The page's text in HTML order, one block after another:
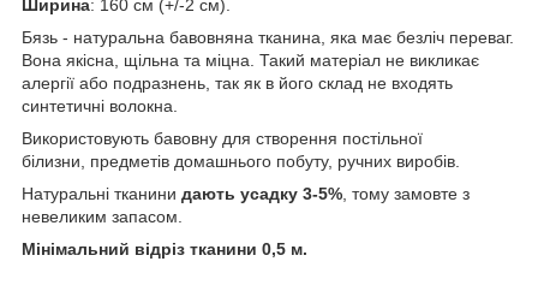
Ширина: 160 см (+/-2 см).
Бязь - натуральна бавовняна тканина, яка має безліч переваг.
Вона якісна, щільна та міцна. Такий матеріал не викликає
алергії або подразнень, так як в його склад не входять
синтетичні волокна.
Використовують бавовну для створення постільної
білизни, предметів домашнього побуту, ручних виробів.
Натуральні тканини дають усадку 3-5% , тому замовте з
невеликим запасом.
Мінімальний відріз тканини 0,5 м.